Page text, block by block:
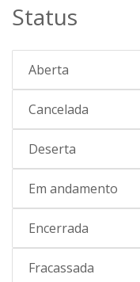
Status
Aberta
Cancelada
Deserta
Em andamento
Encerrada
Fracassada